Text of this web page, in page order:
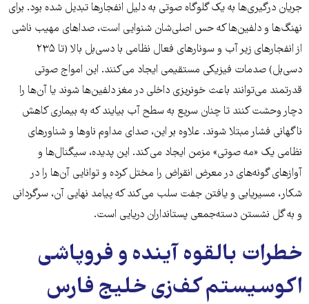
جریان درگیری‌ها به یک گلوگاه صوتی به دلیل انفجارها تبدیل شده بود. برای
نهنگ‌ها و دلفین‌ها که حس اصلی‌شان شنوایی است، صداهای مهیب ناشی
از انفجارهای زیر آب و سونارهای فعال نظامی با دسی‌بل بالا (تا ۲۳۵
دسی‌بل) صدمات فیزیکی مستقیمی ایجاد می‌کنند. این امواج صوتی
قدرتمند می‌توانند باعث خونریزی داخلی در مغز دلفین‌ها شوند یا آن‌ها را
دچار وحشت کنند تا چنان سریع به سطح آب بیایند که به بیماری کاهش
ناگهانی فشار مبتلا شوند. علاوه بر این، صدای مداوم ناوها و شناورهای
نظامی یک «مه صوتی» مزمن ایجاد می‌کند. این پدیده، سیگنال‌ها و
آوازهای گونه‌های در معرض انقراض را مختل کرده و توانایی آن‌ها را در
شکار، مسیریابی و یافتن جفت سلب می‌کند که پیامد نهایی آن، سرگردانی
و به گل نشستن دسته‌جمعی پستانداران دریایی است.
خطرات بالقوه آینده و فروپاشی
اکوسیستم کف‌زی خلیج فارس